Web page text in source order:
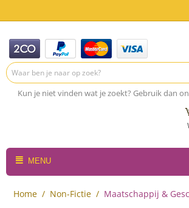
Kun je niet vinden wat je zoekt? Gebruik dan
MENU
Home / Non-Fictie / Maatschappij &